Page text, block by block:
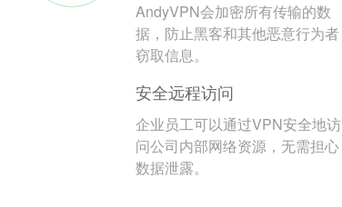
AndyVPN会加密所有传输的数
据，防止黑客和其他恶意行为者
窃取信息。
安全远程访问
企业员工可以通过VPN安全地访
问公司内部网络资源，无需担心
数据泄露。